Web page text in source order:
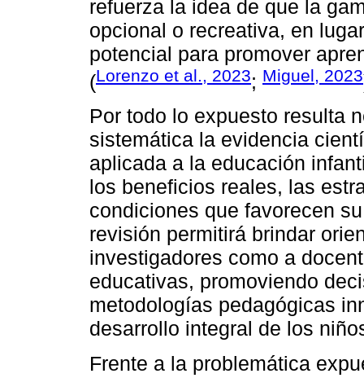
refuerza la idea de que la
opcional o recreativa, en
potencial para promover
(Lorenzo et al., 2023; Miguel, 2023
Por todo lo expuesto resulta
sistemática la evidencia
aplicada a la educación
los beneficios reales, las
condiciones que favorecen
revisión permitirá brindar
investigadores como a
educativas, promoviendo
metodologías pedagógicas
desarrollo integral de los
Frente a la problemática